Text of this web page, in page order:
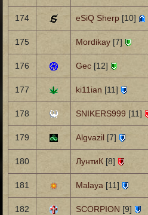
174 eSiQ Sherp [10]
175 Mordikay [7]
176 Gec [12]
177 ki11ian [11]
178 SNIKERS999 [11]
179 Algvazil [7]
180 ЛунтиК [8]
181 Malaya [11]
182 SCORPION [9]